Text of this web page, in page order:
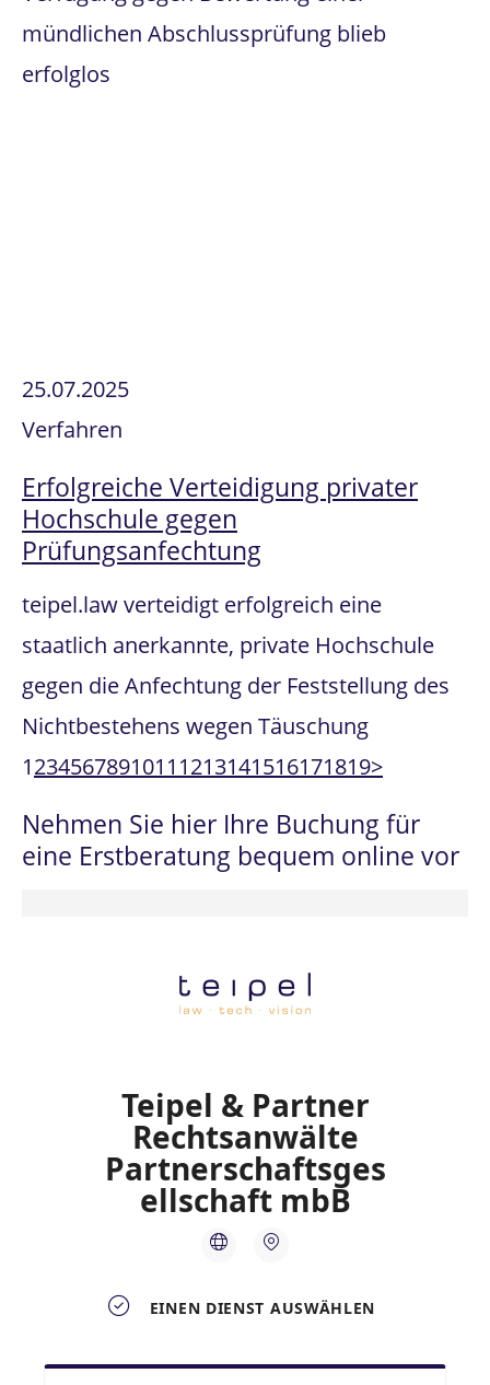
mündlichen Abschlussprüfung blieb
erfolglos
25.07.2025
Verfahren
Erfolgreiche Verteidigung privater
Hochschule gegen
Prüfungsanfechtung
teipel.law verteidigt erfolgreich eine
staatlich anerkannte, private Hochschule
gegen die Anfechtung der Feststellung des
Nichtbestehens wegen Täuschung
1234567891011 1213141516171819>
Nehmen Sie hier Ihre Buchung für
eine Erstberatung bequem online vor